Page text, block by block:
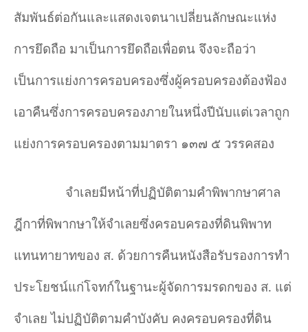
สัมพันธ์ต่อกันและแสดงเจตนาเปลี่ยนลักษณะแห่ง
การยึดถือ มาเป็นการยึดถือเพื่อตน จึงจะถือว่า
เป็นการแย่งการครอบครองซึ่งผู้ครอบครองต้องฟ้อง
เอาคืนซึ่งการครอบครองภายในหนึ่งปีนับแต่เวลาถูก
แย่งการครอบครองตามมาตรา ๑๓๗ ๕ วรรคสอง
จำเลยมีหน้าที่ปฏิบัติตามคำพิพากษาศาล
ฎีกาที่พิพากษาให้จำเลยซึ่งครอบครองที่ดินพิพาท
แทนทายาทของ ส. ด้วยการคืนหนังสือรับรองการทำ
ประโยชน์แก่โจทก์ในฐานะผู้จัดการมรดกของ ส. แต่
จำเลย ไม่ปฏิบัติตามคำบังคับ คงครอบครองที่ดิน